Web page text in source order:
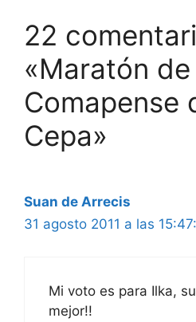
22
«Maratón
Comapense
Cepa»
Suan de Arrecis
31 agosto 2011 a las
Mi voto es para Ilka,
mejor!!